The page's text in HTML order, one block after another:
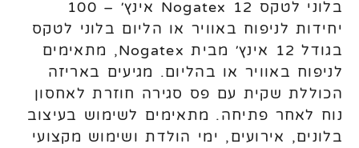
בלוני לטקס Nogatex 12 אינץ׳ – 100
יחידות לניפוח באוויר או הליום בלוני לטקס
בגודל 12 אינץ׳ מבית Nogatex, מתאימים
לניפוח באוויר או בהליום. מגיעים באריזה
הכוללת שקית עם פס סגירה חוזרת לאחסון
נוח לאחר פתיחה. מתאימים לשימוש בעיצוב
בלונים, אירועים, ימי הולדת ושימוש מקצועי